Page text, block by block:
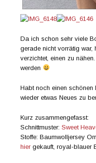
Da ich schon sehr viele
gerade nicht vorrätig
verzichtet, einen zu
werden
Habt noch einen
wieder etwas Neues zu
Kurz zusammengefasst:
Schnittmuster:Sweet
Stoffe: Baumwolljersey
hier gekauft, royal-blauer